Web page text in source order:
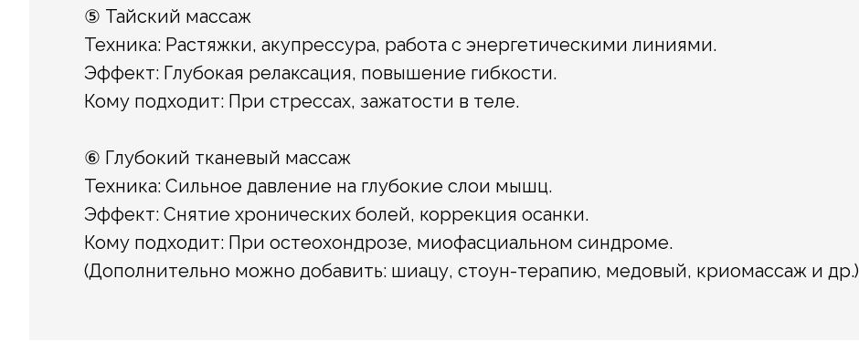
⑤ Тайский массаж
Техника: Растяжки, акупрессура, работа с энергетическими линиями.
Эффект: Глубокая релаксация, повышение гибкости.
Кому подходит: При стрессах, зажатости в теле.
⑥ Глубокий тканевый массаж
Техника: Сильное давление на глубокие слои мышц.
Эффект: Снятие хронических болей, коррекция осанки.
Кому подходит: При остеохондрозе, миофасциальном синдроме.
(Дополнительно можно добавить: шиацу, стоун-терапию, медовый, криомассаж и др.)